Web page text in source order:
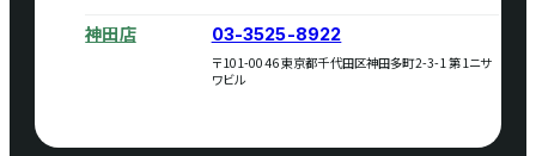
神田店 03-3525-8922
〒101-0046 東京都千代田区神田多町2-3-1 第1ニサ
ワビル